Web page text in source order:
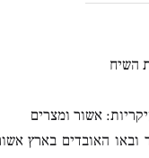
השיח
אשור ומצרים
ובאו האובדים בארץ